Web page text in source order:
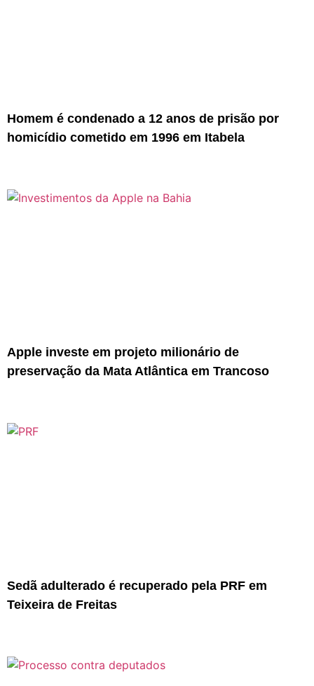
Homem é condenado a 12 anos de prisão por
homicídio cometido em 1996 em Itabela
Apple investe em projeto milionário de
preservação da Mata Atlântica em Trancoso
Sedã adulterado é recuperado pela PRF em
Teixeira de Freitas